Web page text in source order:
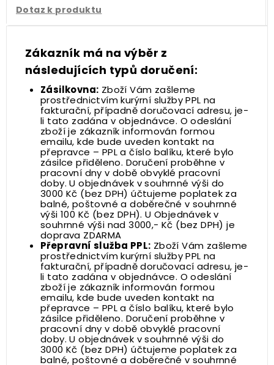
Dotaz k produktu
Zákazník má na výběr z
následujících typů doručení:
Zásilkovna: Zboží Vám zašleme
prostřednictvím kurýrní služby PPL na
fakturační, případně doručovací adresu, je-
li tato zadána v objednávce. O odeslání
zboží je zákazník informován formou
emailu, kde bude uveden kontakt na
přepravce – PPL a číslo balíku, které bylo
zásilce přiděleno. Doručení proběhne v
pracovní dny v době obvyklé pracovní
doby. U objednávek v souhrnné výši do
3000 Kč (bez DPH) účtujeme poplatek za
balné, poštovné a doběrečné v souhrnné
výši 100 Kč (bez DPH). U Objednávek v
souhrnné výši nad 3000,- Kč (bez DPH) je
doprava ZDARMA
Přepravní služba PPL: Zboží Vám zašleme
prostřednictvím kurýrní služby PPL na
fakturační, případně doručovací adresu, je-
li tato zadána v objednávce. O odeslání
zboží je zákazník informován formou
emailu, kde bude uveden kontakt na
přepravce – PPL a číslo balíku, které bylo
zásilce přiděleno. Doručení proběhne v
pracovní dny v době obvyklé pracovní
doby. U objednávek v souhrnné výši do
3000 Kč (bez DPH) účtujeme poplatek za
balné, poštovné a doběrečné v souhrnné